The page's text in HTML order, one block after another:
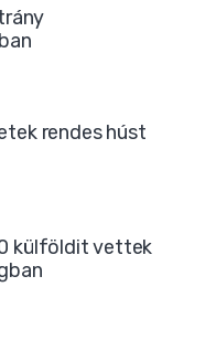
rendes húst
külföldit vettek